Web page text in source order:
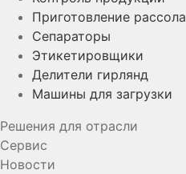
Приготовление рассола
Сепараторы
Этикетировщики
Делители гирлянд
Машины для загрузки
Решения для отрасли
Сервис
Новости